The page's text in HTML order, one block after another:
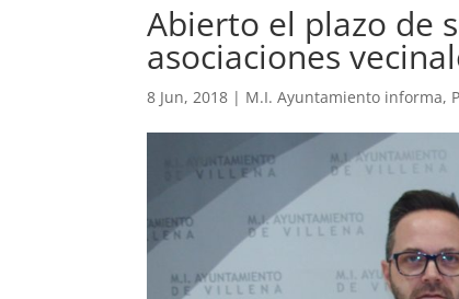
Abierto el plazo de
asociaciones
8 Jun, 2018 | M.I. Ayuntamiento informa,